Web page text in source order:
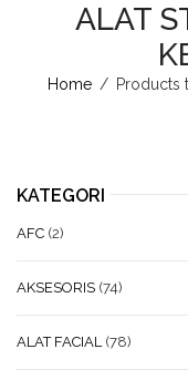
ALAT
Home / Products
KATEGORI
AFC (2)
AKSESORIS (74)
ALAT FACIAL (78)